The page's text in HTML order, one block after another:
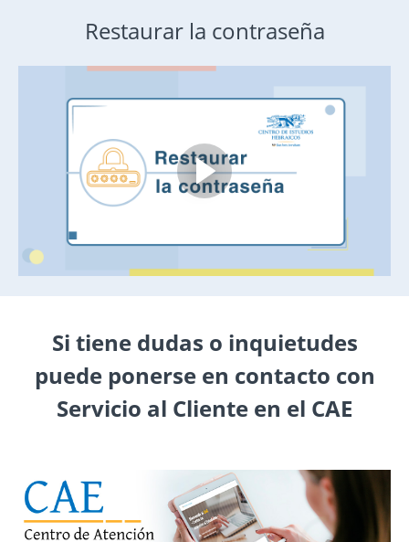
Restaurar la contraseña
Si tiene dudas o inquietudes
puede ponerse en contacto con
Servicio al Cliente en el CAE